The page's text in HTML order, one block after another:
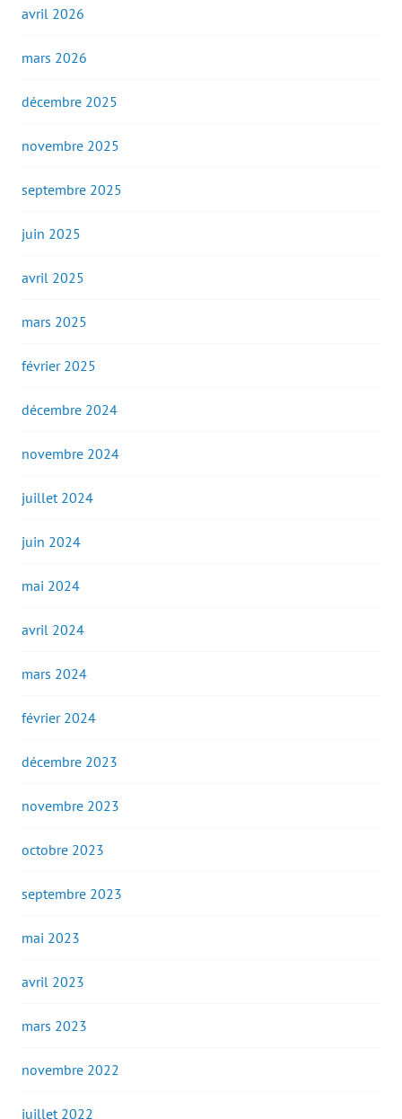
avril 2026
mars 2026
décembre 2025
novembre 2025
septembre 2025
juin 2025
avril 2025
mars 2025
février 2025
décembre 2024
novembre 2024
juillet 2024
juin 2024
mai 2024
avril 2024
mars 2024
février 2024
décembre 2023
novembre 2023
octobre 2023
septembre 2023
mai 2023
avril 2023
mars 2023
novembre 2022
juillet 2022